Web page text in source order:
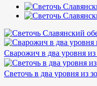
Сварожич в два уровня из
Светочь в два уровня из